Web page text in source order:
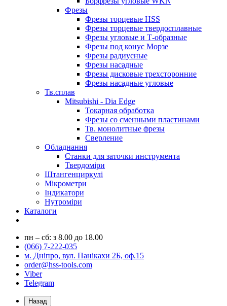
Фрезы
Фрезы торцевые HSS
Фрезы торцевые твердосплавные
Фрезы угловые и Т-образные
Фрезы под конус Морзе
Фрезы радиусные
Фрезы насадные
Фрезы дисковые трехсторонние
Фрезы насадные угловые
Тв.сплав
Mitsubishi - Dia Edge
Токарная обработка
Фрезы со сменными пластинами
Тв. монолитные фрезы
Сверление
Обладнання
Станки для заточки инструмента
Твердоміри
Штангенциркулі
Мікрометри
Індикатори
Нутроміри
Каталоги
пн – сб: з 8.00 до 18.00
(066) 7-222-035
м. Дніпро, вул. Панікахи 2Б, оф.15
order@hss-tools.com
Viber
Telegram
Назад